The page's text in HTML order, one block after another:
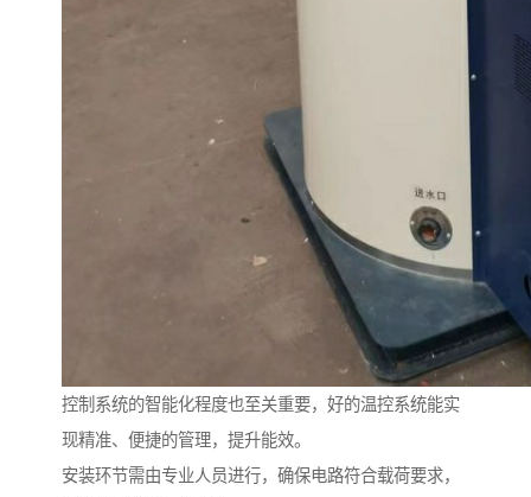
控制系统的智能化程度也至关重要，好的温控系统能实
现精准、便捷的管理，提升能效。
安装环节需由专业人员进行，确保电路符合载荷要求，